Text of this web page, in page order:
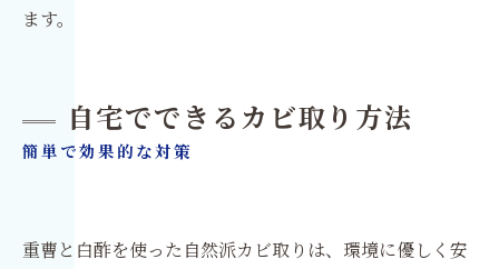
ます。
自宅でできるカビ取り方法
簡単で効果的な対策
重曹と白酢を使った自然派カビ取りは、環境に優しく安